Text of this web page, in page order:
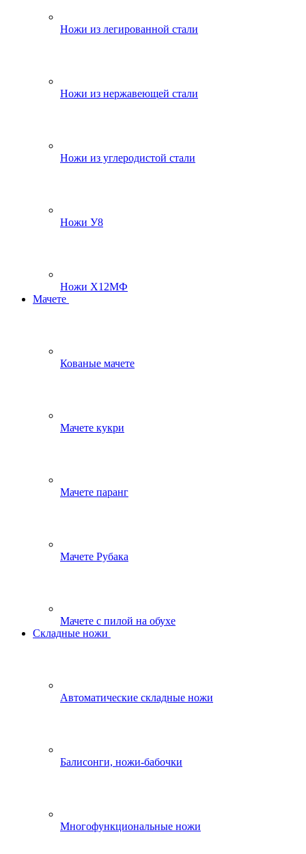
Ножи из легированной стали
Ножи из нержавеющей стали
Ножи из углеродистой стали
Ножи У8
Ножи Х12МФ
Мачете
Кованые мачете
Мачете кукри
Мачете паранг
Мачете Рубака
Мачете с пилой на обухе
Складные ножи
Автоматические складные ножи
Балисонги, ножи-бабочки
Многофункциональные ножи